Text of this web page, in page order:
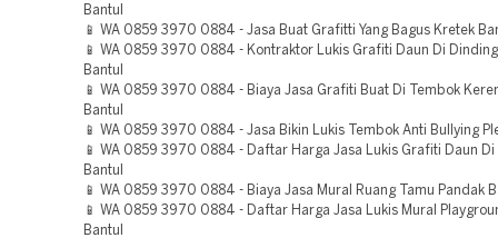
Bantul
📱 WA 0859 3970 0884 - Jasa Buat Grafitti Yang Bagus Kretek
📱 WA 0859 3970 0884 - Kontraktor Lukis Grafiti Daun Di
Bantul
📱 WA 0859 3970 0884 - Biaya Jasa Grafiti Buat Di Tembok
Bantul
📱 WA 0859 3970 0884 - Jasa Bikin Lukis Tembok Anti Bullying
📱 WA 0859 3970 0884 - Daftar Harga Jasa Lukis Grafiti Daun Di
Bantul
📱 WA 0859 3970 0884 - Biaya Jasa Mural Ruang Tamu Pandak
📱 WA 0859 3970 0884 - Daftar Harga Jasa Lukis Mural
Bantul